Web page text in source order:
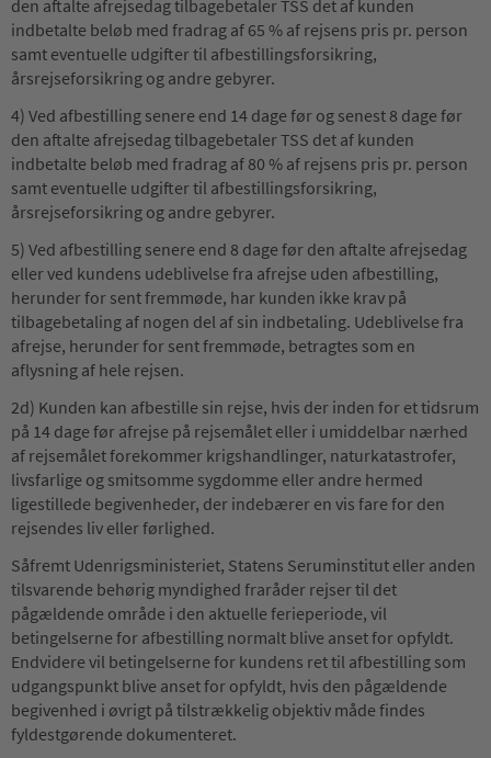
den aftalte afrejsedag tilbagebetaler TSS det af kunden
indbetalte beløb med fradrag af 65 % af rejsens pris pr. person
samt eventuelle udgifter til afbestillingsforsikring,
årsrejseforsikring og andre gebyrer.
4) Ved afbestilling senere end 14 dage før og senest 8 dage før
den aftalte afrejsedag tilbagebetaler TSS det af kunden
indbetalte beløb med fradrag af 80 % af rejsens pris pr. person
samt eventuelle udgifter til afbestillingsforsikring,
årsrejseforsikring og andre gebyrer.
5) Ved afbestilling senere end 8 dage før den aftalte afrejsedag
eller ved kundens udeblivelse fra afrejse uden afbestilling,
herunder for sent fremmøde, har kunden ikke krav på
tilbagebetaling af nogen del af sin indbetaling. Udeblivelse fra
afrejse, herunder for sent fremmøde, betragtes som en
aflysning af hele rejsen.
2d) Kunden kan afbestille sin rejse, hvis der inden for et tidsrum
på 14 dage før afrejse på rejsemålet eller i umiddelbar nærhed
af rejsemålet forekommer krigshandlinger, naturkatastrofer,
livsfarlige og smitsomme sygdomme eller andre hermed
ligestillede begivenheder, der indebærer en vis fare for den
rejsendes liv eller førlighed.
Såfremt Udenrigsministeriet, Statens Seruminstitut eller anden
tilsvarende behørig myndighed fraråder rejser til det
pågældende område i den aktuelle ferieperiode, vil
betingelserne for afbestilling normalt blive anset for opfyldt.
Endvidere vil betingelserne for kundens ret til afbestilling som
udgangspunkt blive anset for opfyldt, hvis den pågældende
begivenhed i øvrigt på tilstrækkelig objektiv måde findes
fyldestgørende dokumenteret.